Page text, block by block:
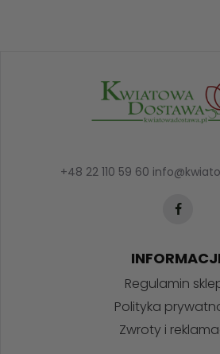
+48 22 110 59 60
Regulamin
Polityka
Zwroty i